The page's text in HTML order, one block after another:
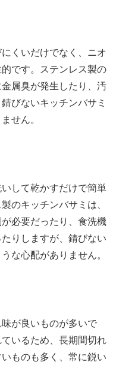
くいだけでなく、ニオ
です。ステンレス製の
属臭が発生したり、汚
びないキッチンバサミ
せん。
して乾かすだけで簡単
のキッチンバサミは、
必要だったり、食洗機
りしますが、錆びない
な心配がありません。
が良いものが多いで
いるため、長期間切れ
ものも多く、常に鋭い